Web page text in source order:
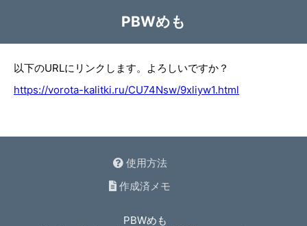
PBWめも
以下のURLにリンクします。よろしいですか？
https://vorota-kalitki.ru/CU74Nsw/9xliyw1.html
使用方法
作成済メモ
PBWめも